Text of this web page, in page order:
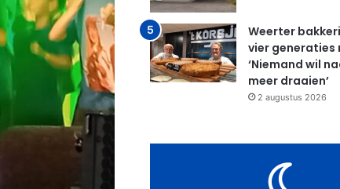
Weerter
vier generaties
‘Niemand wil
meer draaien’
2 augustus 2026